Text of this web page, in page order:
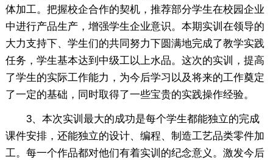
体加工。把握校企合作的契机，推荐部分学生在校园企业
中进行产品生产，增强学生企业意识。本期实训在领导的
大力支持下、学生们的共同努力下圆满地完成了教学实践
任务，学生基本达到中级工以上水品。这次的实训，提高
了学生的实际工作能力，为今后学习以及将来的工作奠定
了一定的基础，同时取得了一些宝贵的实践操作经验。
3、本次实训最大的成功是每个学生都能独立的完成
课件安排，还能独立的设计、编程、制造工艺品类零件加
工。每一个作品都对他们有着实训的纪念意义。激发今后